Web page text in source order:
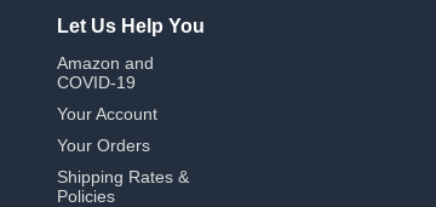
Let Us Help You
Amazon and
COVID-19
Your Account
Your Orders
Shipping Rates &
Policies